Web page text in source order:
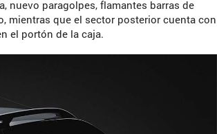
nuevo paragolpes, flamantes barras de
mientras que el sector posterior cuenta con
el portón de la caja.